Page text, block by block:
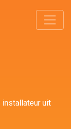
installateur uit